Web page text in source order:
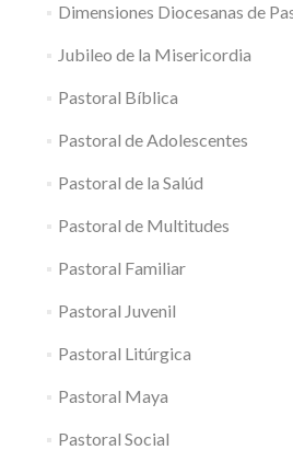
Dimensiones Diocesanas de
Jubileo de la Misericordia
Pastoral Bíblica
Pastoral de Adolescentes
Pastoral de la Salúd
Pastoral de Multitudes
Pastoral Familiar
Pastoral Juvenil
Pastoral Litúrgica
Pastoral Maya
Pastoral Social